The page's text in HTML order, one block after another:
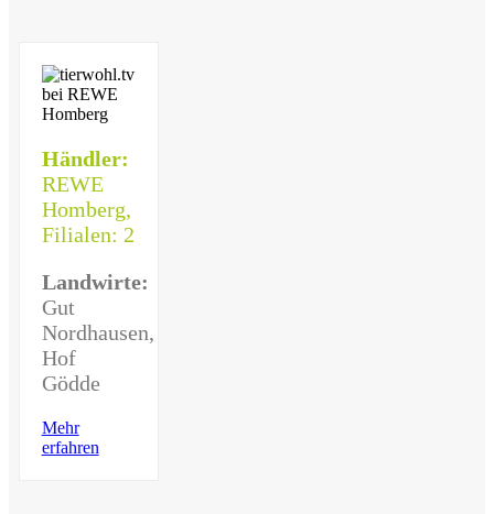
Händler:
REWE
Homberg,
Filialen: 2
Landwirte:
Gut
Nordhausen,
Hof
Gödde
Mehr
erfahren